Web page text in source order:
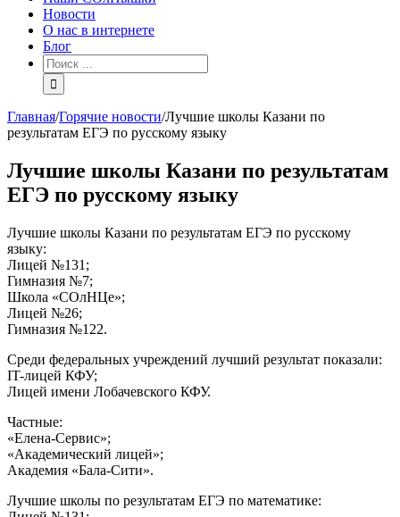
Новости
О нас в интернете
Блог
Главная/Горячие новости/Лучшие школы Казани по
результатам ЕГЭ по русскому языку
Лучшие школы Казани по результатам
ЕГЭ по русскому языку
Лучшие школы Казани по результатам ЕГЭ по русскому
языку:
Лицей №131;
Гимназия №7;
Школа «СОлНЦе»;
Лицей №26;
Гимназия №122.
Среди федеральных учреждений лучший результат показали:
IT-лицей КФУ;
Лицей имени Лобачевского КФУ.
Частные:
«Елена-Сервис»;
«Академический лицей»;
Академия «Бала-Сити».
Лучшие школы по результатам ЕГЭ по математике: